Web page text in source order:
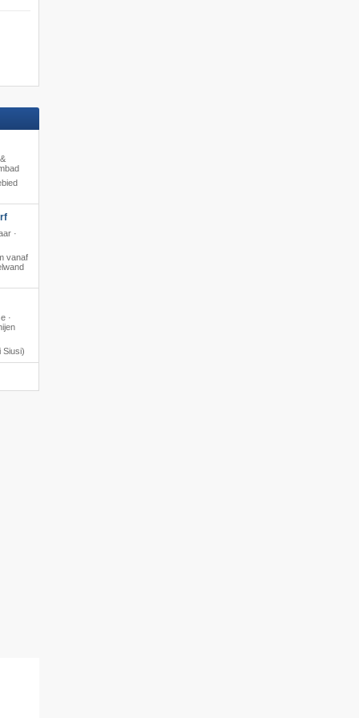
·
vanaf
·
Siusi)